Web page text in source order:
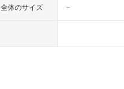
全体のサイズ －